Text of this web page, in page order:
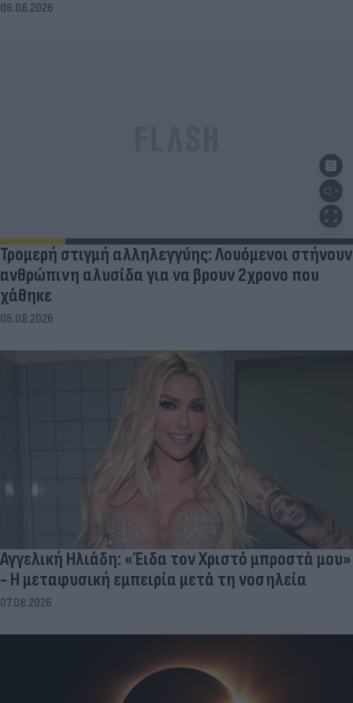
06.08.2026
Τρομερή στιγμή αλληλεγγύης: Λουόμενοι στήνουν
ανθρώπινη αλυσίδα για να βρουν 2χρονο που
χάθηκε
06.08.2026
Αγγελική Ηλιάδη: «Έιδα τον Χριστό μπροστά μου»
- Η μεταφυσική εμπειρία μετά τη νοσηλεία
07.08.2026